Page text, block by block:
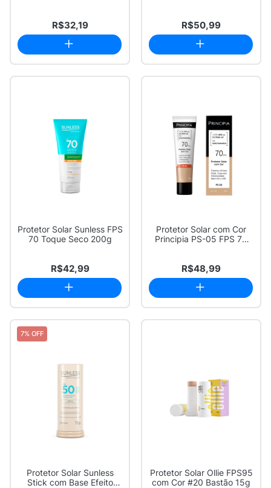
R$32,19 R$50,99
Protetor Solar Sunless FPS
70 Toque Seco 200g
R$42,99
Protetor Solar com Cor
Principia PS-05 FPS 70
R$48,99
7% OFF
Protetor Solar Sunless
Stick com Base Efeito
Protetor Solar Ollie FPS95
com Cor #20 Bastão 15g